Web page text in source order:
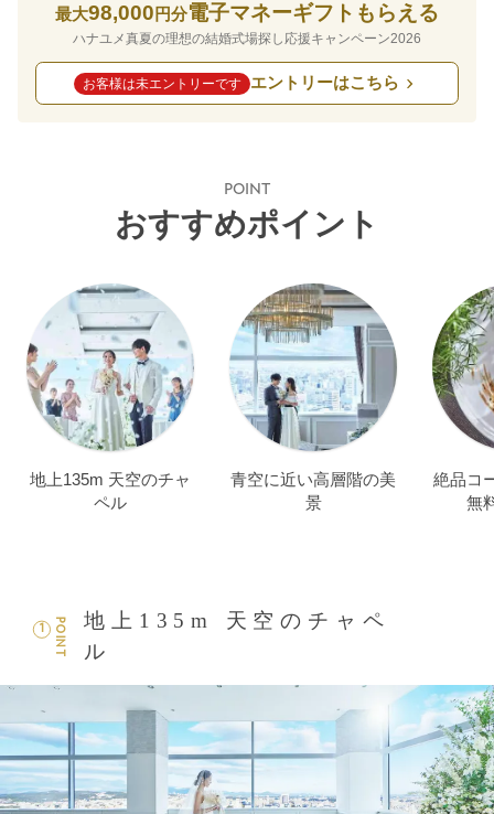
最大98,000 円分電子マネーギフトもらえる
ハナユメ真夏の理想の結婚式場探し応援キャンペーン2026
お客様は未エントリーです エントリーはこちら
POINT
おすすめポイント
地上135m 天空のチャ
ペル
青空に近い高層階の美
景
絶品コ
無
POINT
1
地上135m 天空のチャペ
ル